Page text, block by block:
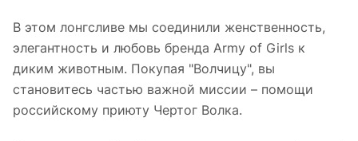
В этом лонгсливе мы соединили женственность,
элегантность и любовь бренда Army of Girls к
диким животным. Покупая "Волчицу", вы
становитесь частью важной миссии – помощи
российскому приюту Чертог Волка.